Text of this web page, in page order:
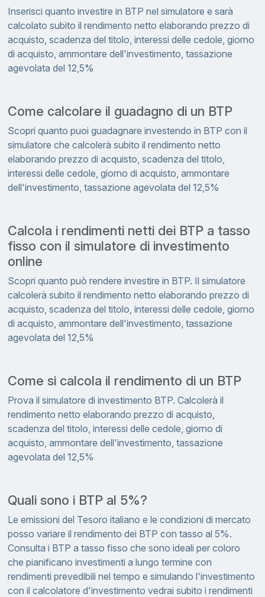
Inserisci quanto investire in BTP nel simulatore e sarà
calcolato subito il rendimento netto elaborando prezzo di
acquisto, scadenza del titolo, interessi delle cedole, giorno
di acquisto, ammontare dell'investimento, tassazione
agevolata del 12,5%
Come calcolare il guadagno di un BTP
Scopri quanto puoi guadagnare investendo in BTP con il
simulatore che calcolerà subito il rendimento netto
elaborando prezzo di acquisto, scadenza del titolo,
interessi delle cedole, giorno di acquisto, ammontare
dell'investimento, tassazione agevolata del 12,5%
Calcola i rendimenti netti dei BTP a tasso
fisso con il simulatore di investimento
online
Scopri quanto può rendere investire in BTP. Il simulatore
calcolerà subito il rendimento netto elaborando prezzo di
acquisto, scadenza del titolo, interessi delle cedole, giorno
di acquisto, ammontare dell'investimento, tassazione
agevolata del 12,5%
Come si calcola il rendimento di un BTP
Prova il simulatore di investimento BTP. Calcolerà il
rendimento netto elaborando prezzo di acquisto,
scadenza del titolo, interessi delle cedole, giorno di
acquisto, ammontare dell'investimento, tassazione
agevolata del 12,5%
Quali sono i BTP al 5%?
Le emissioni del Tesoro italiano e le condizioni di mercato
posso variare il rendimento dei BTP con tasso al 5%.
Consulta i BTP a tasso fisso che sono ideali per coloro
che pianificano investimenti a lungo termine con
rendimenti prevedibili nel tempo e simulando l'investimento
con il calcolatore d'investimento vedrai subito i rendimenti